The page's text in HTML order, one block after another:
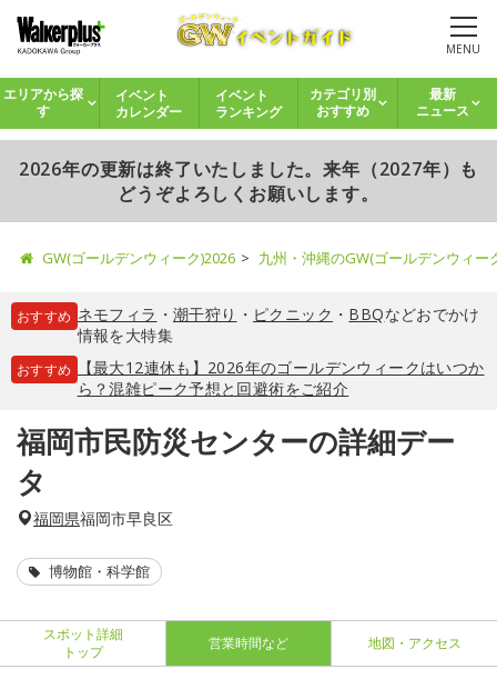
MENU
エリアから探
す
イベント
カレンダー
イベント
ランキング
カテゴリ別
おすすめ
最新
ニュース
2026年の更新は終了いたしました。来年（2027年）も
どうぞよろしくお願いします。
GW(ゴールデンウィーク)2026 九州・沖縄のGW(ゴールデンウィ
おすすめ ネモフィラ ・ 潮干狩り ・ ピクニック ・ BBQなどおでかけ
情報を大特集
おすすめ
【最大12連休も】2026年のゴールデンウィークはいつか
ら？混雑ピーク予想と回避術をご紹介
福岡市民防災センターの詳細デー
タ
福岡県福岡市早良区
博物館・科学館
スポット詳細
トップ
営業時間など 地図・アクセス